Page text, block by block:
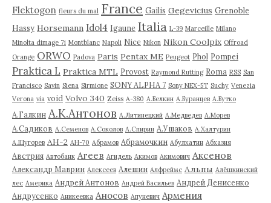
Flektogon fleurs du mal France Gailis Gegevicius Grenoble
Hassy Horsemann Idol4 Igaune Italia L-39 Marceille Milano
Minolta dimage 7i Montblanc Napoli Nice Nikon Nikon Coolpix Offroad
Orange ORWO Padova Paris Pentax ME Peugeot Phol Pompei
Praktica L Praktica MTL Provost Raymond Rutting Roma RSS San
Francisco Savin Siena Sirmione SONY ALPHA 7 Sony NEX-5T Suchy Venezia
Verona via void Volvo 340 Zeiss А-380 А.Белкин А.Буранцев А.Бутко
А.Галкин А.К.Антонов А.Литинецкий А.Медведев А.Морев
А.Садиков А.Семенов А.Соколов А.Спирин А.Ушаков А.Халтурин
А.Щугорев АН-2 АН-70 Абрамов Абрамочкин Абулхатин Абхазия
Австрия Автобанк Агеев Агидель Акимов Акимович Аксенов
Александр Маврин Алексеев Алешин Алфреймс Альпы Алёшкинский
лес Америка Андрей Антонов Андрей Васильев Андрей Денисенко
Андрусенко Аникеевка Аносов Апуневич Армения